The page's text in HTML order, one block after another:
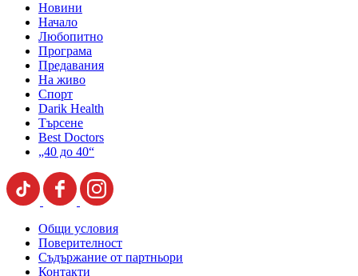
Новини
Начало
Любопитно
Програма
Предавания
На живо
Спорт
Darik Health
Търсене
Best Doctors
„40 до 40“
Общи условия
Поверителност
Съдържание от партньори
Контакти